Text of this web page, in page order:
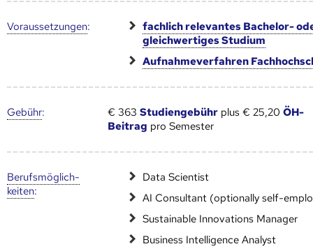
Voraus­setzungen:
fachlich relevantes Bachelor-
gleichwertiges Studium
Aufnahmeverfahren
Gebühr: € 363Studiengebühr plus € 25,20ÖH-
Beitrag pro Semester
Berufs­möglich­
keiten:
Data Scientist
AI Consultant (optionally self-
Sustainable Innovations Manager
Business Intelligence Analyst